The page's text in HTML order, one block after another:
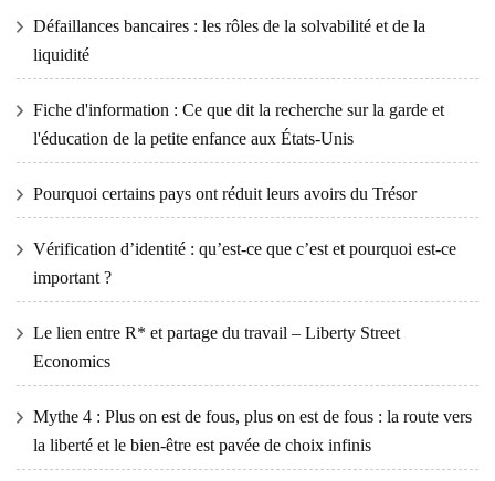
Défaillances bancaires : les rôles de la solvabilité et de la
liquidité
Fiche d'information : Ce que dit la recherche sur la garde et
l'éducation de la petite enfance aux États-Unis
Pourquoi certains pays ont réduit leurs avoirs du Trésor
Vérification d’identité : qu’est-ce que c’est et pourquoi est-ce
important ?
Le lien entre R* et partage du travail – Liberty Street
Economics
Mythe 4 : Plus on est de fous, plus on est de fous : la route vers
la liberté et le bien-être est pavée de choix infinis